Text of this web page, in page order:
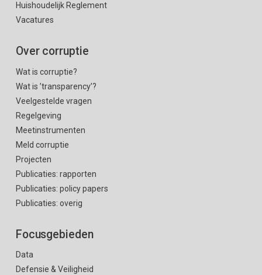
Huishoudelijk Reglement
Vacatures
Over corruptie
Wat is corruptie?
Wat is ’transparency’?
Veelgestelde vragen
Regelgeving
Meetinstrumenten
Meld corruptie
Projecten
Publicaties: rapporten
Publicaties: policy papers
Publicaties: overig
Focusgebieden
Data
Defensie & Veiligheid